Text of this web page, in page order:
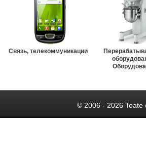
Связь, телекоммуникации
© 2006 - 2026